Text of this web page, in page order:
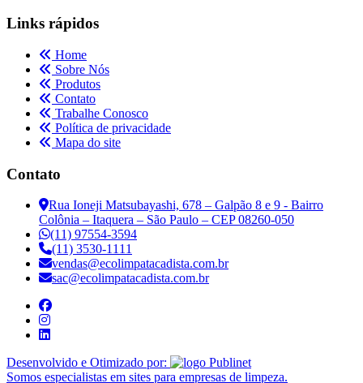
Links rápidos
Home
Sobre Nós
Produtos
Contato
Trabalhe Conosco
Política de privacidade
Mapa do site
Contato
Rua Ioneji Matsubayashi, 678 – Galpão 8 e 9 - Bairro
Colônia – Itaquera – São Paulo – CEP 08260-050
(11) 97554-3594
(11) 3530-1111
vendas@ecolimpatacadista.com.br
sac@ecolimpatacadista.com.br
Desenvolvido e Otimizado por:
Somos especialistas em sites para empresas de limpeza.